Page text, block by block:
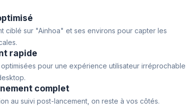
ciblé sur "Ainhoa" et ses environs pour capter les
rapide
pour une expérience utilisateur irréprochable
complet
au suivi post-lancement, on reste à vos côtés.